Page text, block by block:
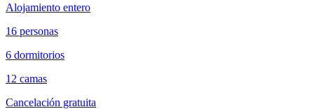
Alojamiento entero
16 personas
6 dormitorios
12 camas
Cancelación gratuita